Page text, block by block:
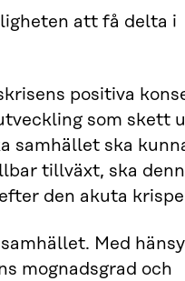
att få delta i
positiva
som skett
samhället ska
tillväxt, ska
den akuta
Med
mognadsgrad och